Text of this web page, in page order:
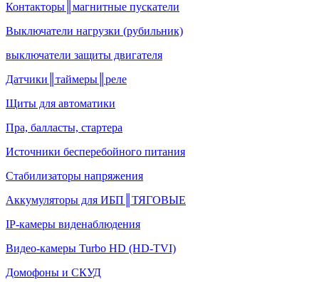
Контакторы║магнитные пускатели
Выключатели нагрузки (рубильник)
выключатели защиты двигателя
Датчики║таймеры║реле
Щиты для автоматики
Пра, балласты, стартера
Источники бесперебойного питания
Стабилизаторы напряжения
Аккумуляторы для ИБП║ТЯГОВЫЕ
IP-камеры виденаблюдения
Видео-камеры Turbo HD (HD-TVI)
Домофоны и СКУД